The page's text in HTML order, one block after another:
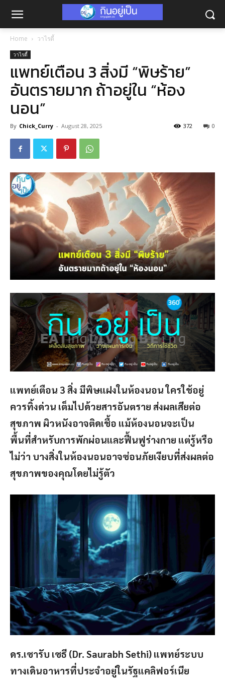
Home วาไรตี้
วาไรตี้
แพทย์เตือน 3 สิ่งมี “พิษร้าย”
อันตรายมาก ถ้าอยู่ใน “ห้อง
นอน”
By Chick_Curry - August 28, 2025 0
372
แพทย์เตือน 3 สิ่ง มีพิษแฝงในห้องนอน ใครใช้อยู่
ควรทิ้งด่วน เต็มไปด้วยสารอันตราย ส่งผลเสียต่อ
สุขภาพ ผิวหนังอาจติดเชื้อ แม้ห้องนอนจะเป็น
พื้นที่สำหรับการพักผ่อนและฟื้นฟูร่างกาย แต่รู้หรือ
ไม่ว่า บางสิ่งในห้องนอนอาจซ่อนภัยเงียบที่ส่งผลต่อ
สุขภาพของคุณโดยไม่รู้ตัว
ดร.เซารับ เซธี (Dr. Saurabh Sethi) แพทย์ระบบ
ทางเดินอาหารที่ประจำอยู่ในรัฐแคลิฟอร์เนีย